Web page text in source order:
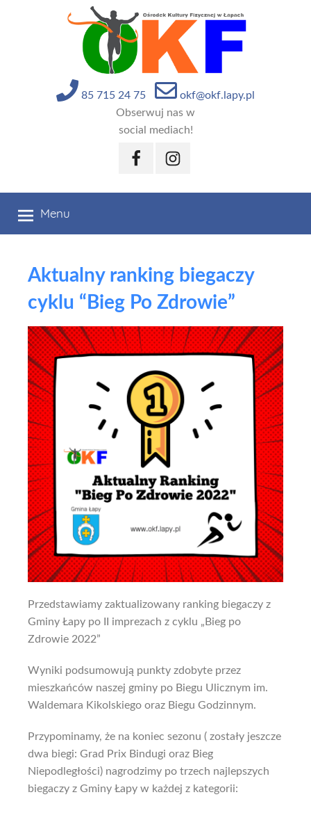
85 715 24 75
okf@okf.lapy.pl
Obserwuj nas w
social mediach!
FacebookInstagram
Menu
Aktualny ranking biegaczy
cyklu “Bieg Po Zdrowie”
Przedstawiamy zaktualizowany ranking biegaczy z
Gminy Łapy po II imprezach z cyklu „Bieg po
Zdrowie 2022”
Wyniki podsumowują punkty zdobyte przez
mieszkańców naszej gminy po Biegu Ulicznym im.
Waldemara Kikolskiego oraz Biegu Godzinnym.
Przypominamy, że na koniec sezonu ( zostały jeszcze
dwa biegi: Grad Prix Bindugi oraz Bieg
Niepodległości) nagrodzimy po trzech najlepszych
biegaczy z Gminy Łapy w każdej z kategorii: